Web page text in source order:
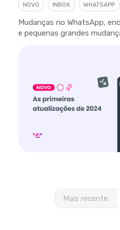
NOVO INBOX WHATSAPP
Mudanças no WhatsApp,
e pequenas grandes
Mais recente